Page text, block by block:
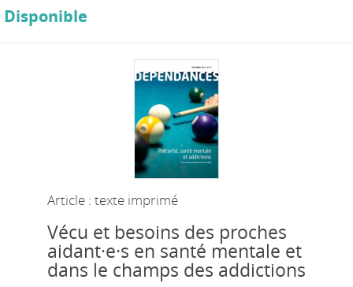
Disponible
Article : texte imprimé
Vécu et besoins des proches
aidant·e·s en santé mentale et
dans le champs des addictions